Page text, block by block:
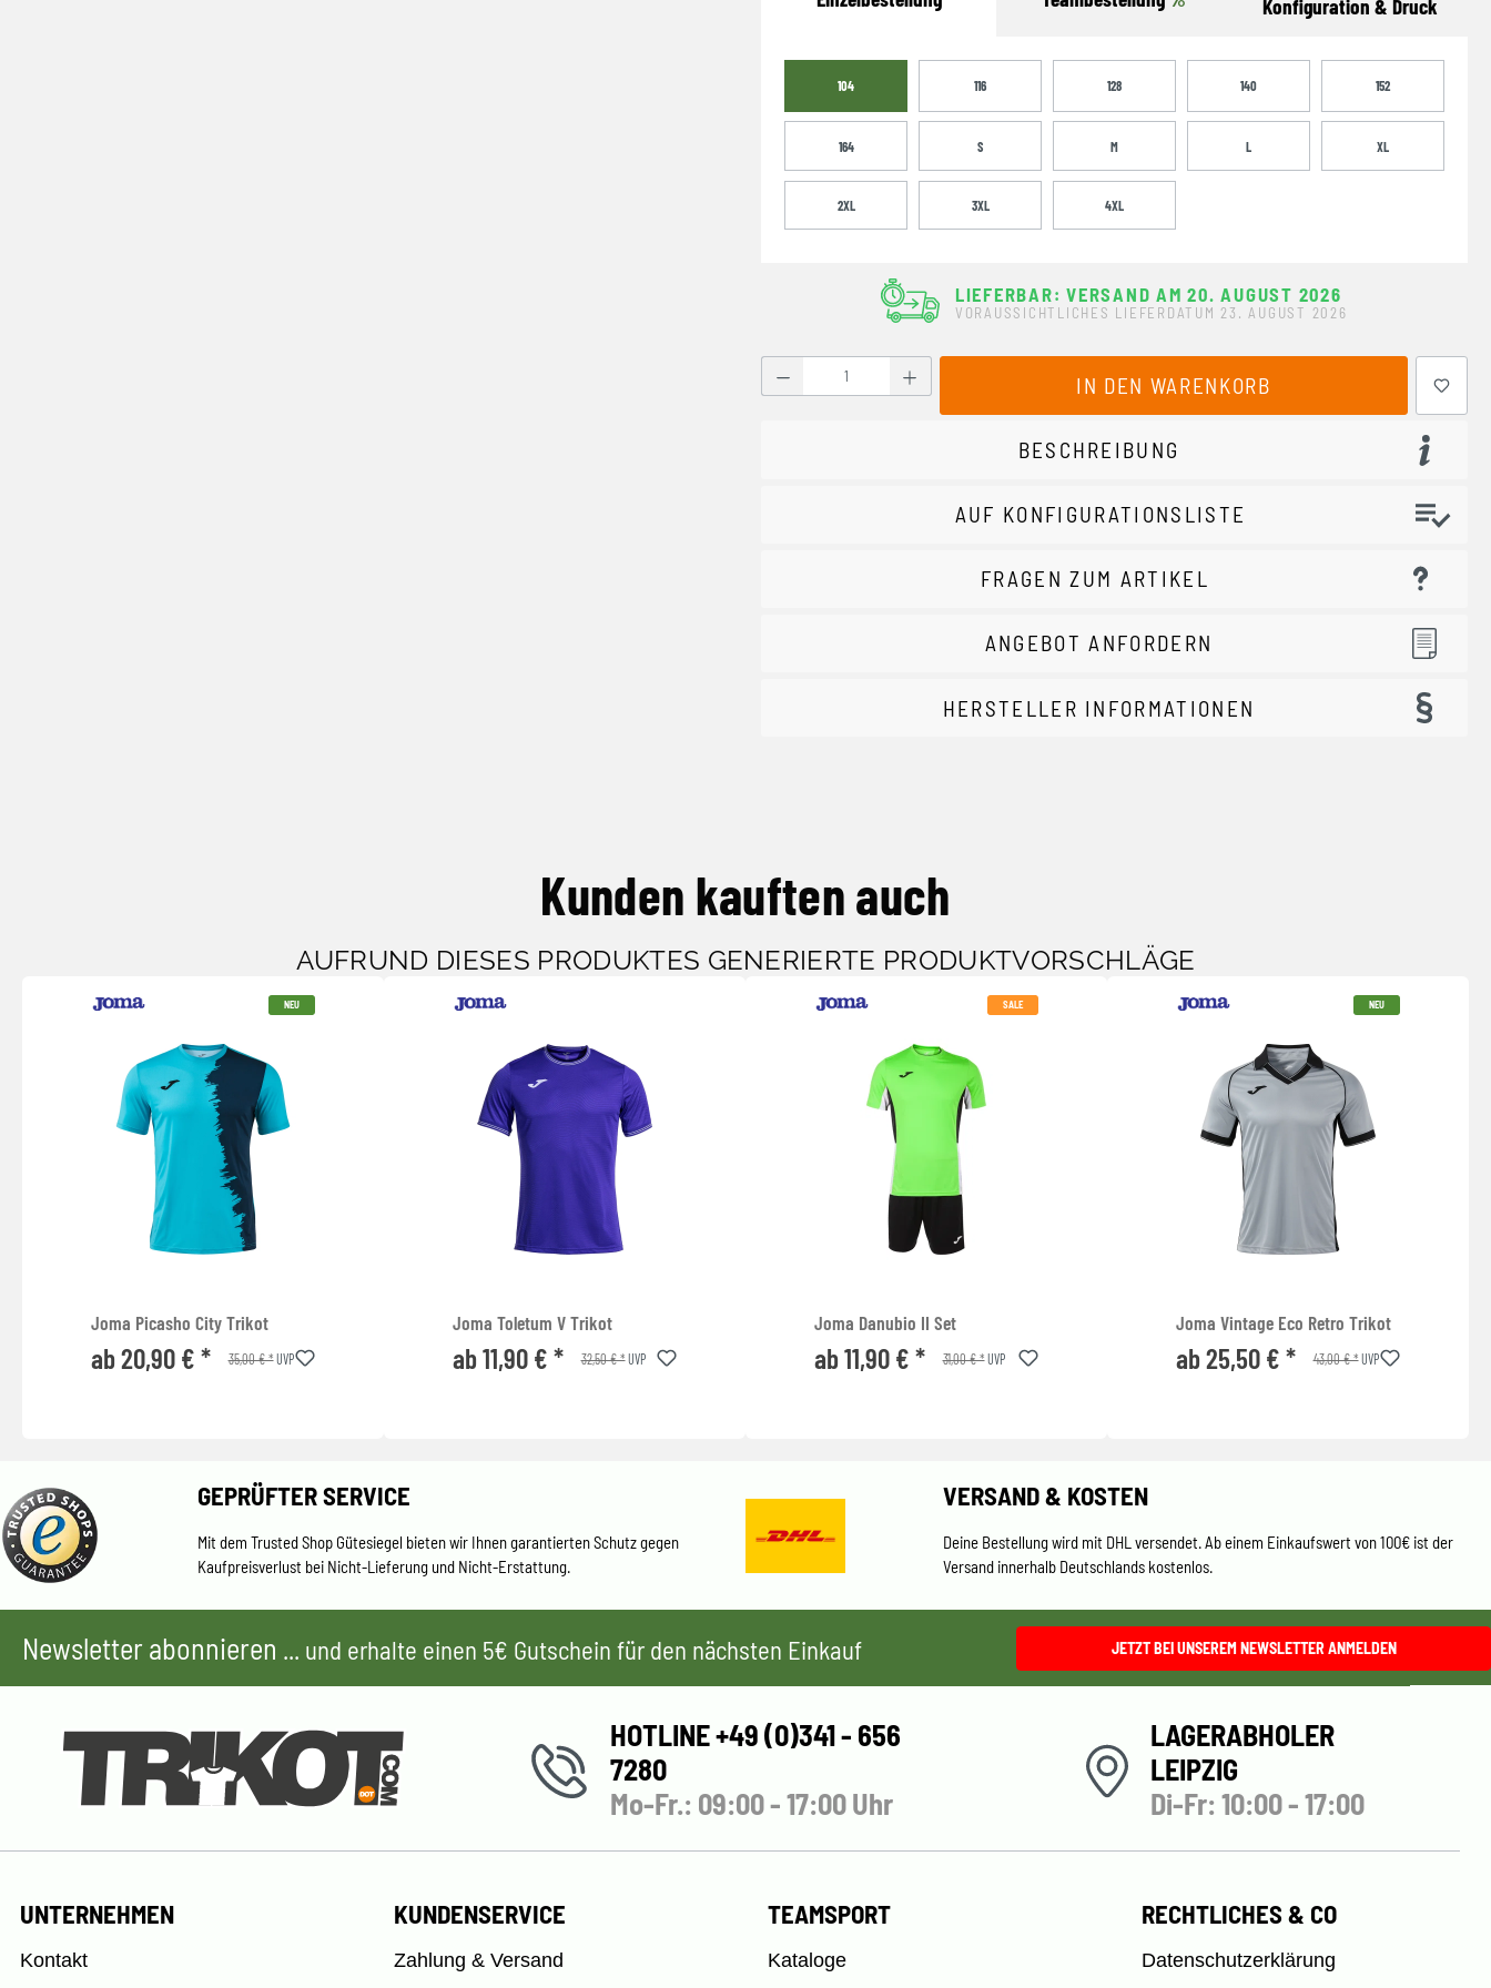
Konfiguration & Druck
104 116 128 140 152
164 S M L XL
2XL 3XL 4XL
LIEFERBAR: VERSAND AM 20. AUGUST 2026
VORAUSSICHTLICHES LIEFERDATUM 23. AUGUST 2026
Produkt Anzahl: Gib den gewünschten Wert ein oder benutze die Schaltflächen
IN DEN WARENKORB
BESCHREIBUNG
AUF KONFIGURATIONSLISTE
FRAGEN ZUM ARTIKEL
ANGEBOT ANFORDERN
HERSTELLER INFORMATIONEN
Kunden kauften auch
AUFRUND DIESES PRODUKTES GENERIERTE PRODUKTVORSCHLÄGE
NEU
Joma Picasho City Trikot
ab 20,90 € * 35,00 € *UVP
Joma Toletum V Trikot
ab 11,90 € * 32,50 € *UVP
SALE
Joma Danubio II Set
ab 11,90 € * 31,00 € *UVP
NEU
Joma Vintage Eco Retro Trikot
ab 25,50 € * 43,00 € *UVP
GEPRÜFTER SERVICE
Mit dem Trusted Shop Gütesiegel bieten wir Ihnen garantierten Schutz gegen
Kaufpreisverlust bei Nicht-Lieferung und Nicht-Erstattung.
VERSAND & KOSTEN
Deine Bestellung wird mit DHL versendet. Ab einem Einkaufswert von 100€ ist der
Versand innerhalb Deutschlands kostenlos.
Newsletter abonnieren ... und erhalte einen 5€ Gutschein für den nächsten Einkauf JETZT BEI UNSEREM NEWSLETTER ANMELDEN
HOTLINE +49 (0)341 - 656
7280
Mo-Fr.: 09:00 - 17:00 Uhr
LAGERABHOLER
LEIPZIG
Di-Fr: 10:00 - 17:00
UNTERNEHMEN
Kontakt
KUNDENSERVICE
Zahlung & Versand
TEAMSPORT
Kataloge
RECHTLICHES & CO
Datenschutzerklärung